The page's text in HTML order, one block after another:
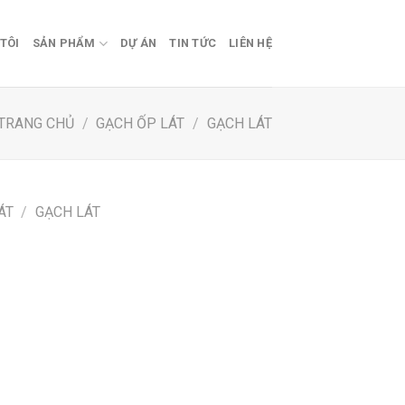
SẢN PHẨM DỰ ÁN TIN TỨC LIÊN HỆ
CHỦ / GẠCH ỐP LÁT / GẠCH LÁT
/ GẠCH LÁT